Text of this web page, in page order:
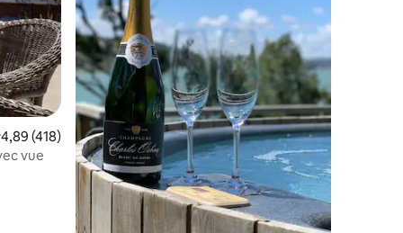
: 5 sur 5
moyenne sur la base de 418 commentaires : 4,89 sur 5
4,89 (418)
vue